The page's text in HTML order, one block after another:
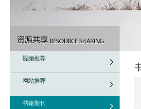
视频推荐
网站推荐
书籍期刊